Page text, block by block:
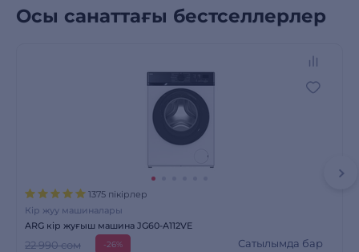
Осы санаттағы бестселлерлер
1375 пікірлер
Кір жуу машиналары
ARG кір жуғыш машина JG60-A112VE
22 990 сом -26% Сатылымда бар